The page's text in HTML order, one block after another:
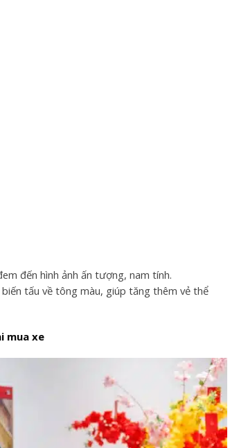
đến hình ảnh ấn tượng, nam tính.
tấu về tông màu, giúp tăng thêm vẻ thể
mua xe